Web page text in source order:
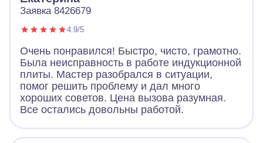
Заявка 8426679
4.9/5
Очень понравился! Быстро, чисто, грамотно.
Была неисправность в работе индукционной
плиты. Мастер разобрался в ситуации,
помог решить проблему и дал много
хороших советов. Цена вызова разумная.
Все остались довольны работой.